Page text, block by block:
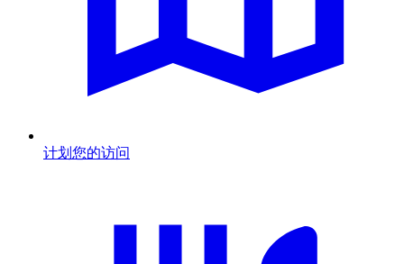
计划您的访问